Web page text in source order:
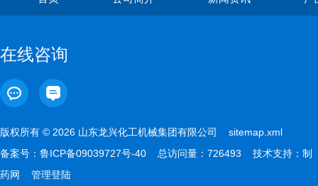
在线咨询
版权所有 © 2026 山东龙兴化工机械集团有限公司 sitemap.xml
备案号： 鲁ICP备09039727号-40 总访问量：726493 技术支持： 制
药网
管理登陆